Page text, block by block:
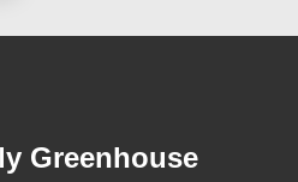
Greenhouse